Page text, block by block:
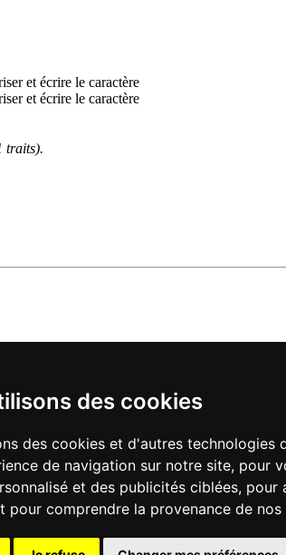
des cookies
des cookies et d'autres technologies
de navigation sur notre site, pour
et des publicités ciblées, pour
pour comprendre la provenance de nos
traits).